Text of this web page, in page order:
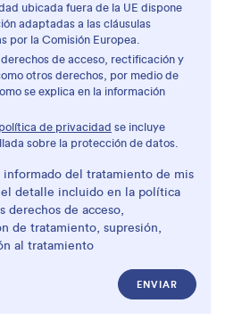
ubicada fuera de la UE dispone
adaptadas a las cláusulas
por la Comisión Europea.
de acceso, rectificación y
otros derechos, por medio de
se explica en la información
política de privacidad se incluye
sobre la protección de datos.
informado del tratamiento de mis
el detalle incluido en la política
derechos de acceso,
de tratamiento, supresión,
al tratamiento
ENVIAR